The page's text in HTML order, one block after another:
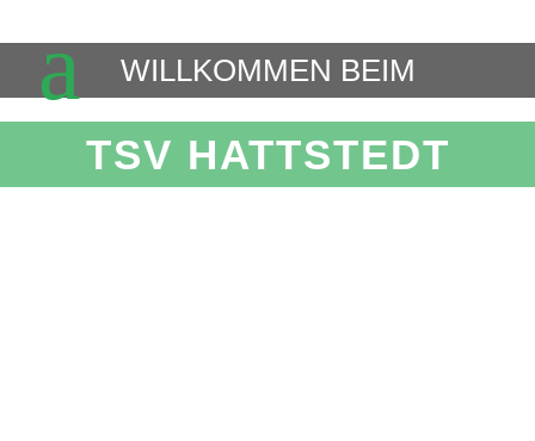
WILLKOMMEN BEIM
TSV HATTSTEDT